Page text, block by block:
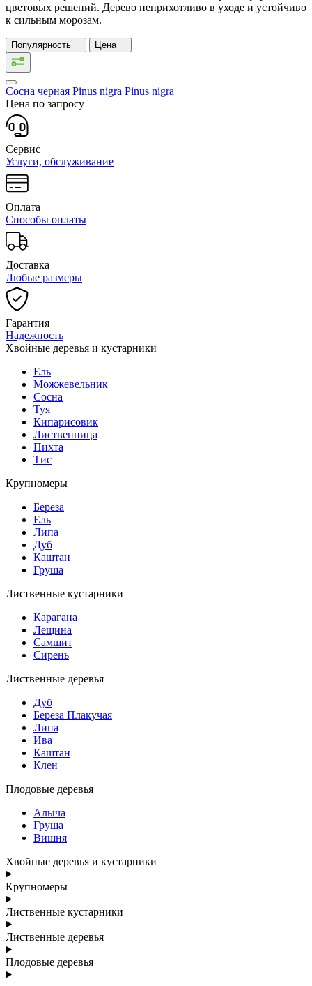
цветовых решений. Дерево неприхотливо в уходе и устойчиво
к сильным морозам.
Популярность Цена
Сосна черная Pinus nigra Pinus nigra
Цена по запросу
Сервис
Услуги, обслуживание
Оплата
Способы оплаты
Доставка
Любые размеры
Гарантия
Надежность
Хвойные деревья и кустарники
Ель
Можжевельник
Сосна
Туя
Кипарисовик
Лиственница
Пихта
Тис
Крупномеры
Береза
Ель
Липа
Дуб
Каштан
Груша
Лиственные кустарники
Карагана
Лещина
Самшит
Сирень
Лиственные деревья
Дуб
Береза Плакучая
Липа
Ива
Каштан
Клен
Плодовые деревья
Алыча
Груша
Вишня
Хвойные деревья и кустарники
Крупномеры
Лиственные кустарники
Лиственные деревья
Плодовые деревья